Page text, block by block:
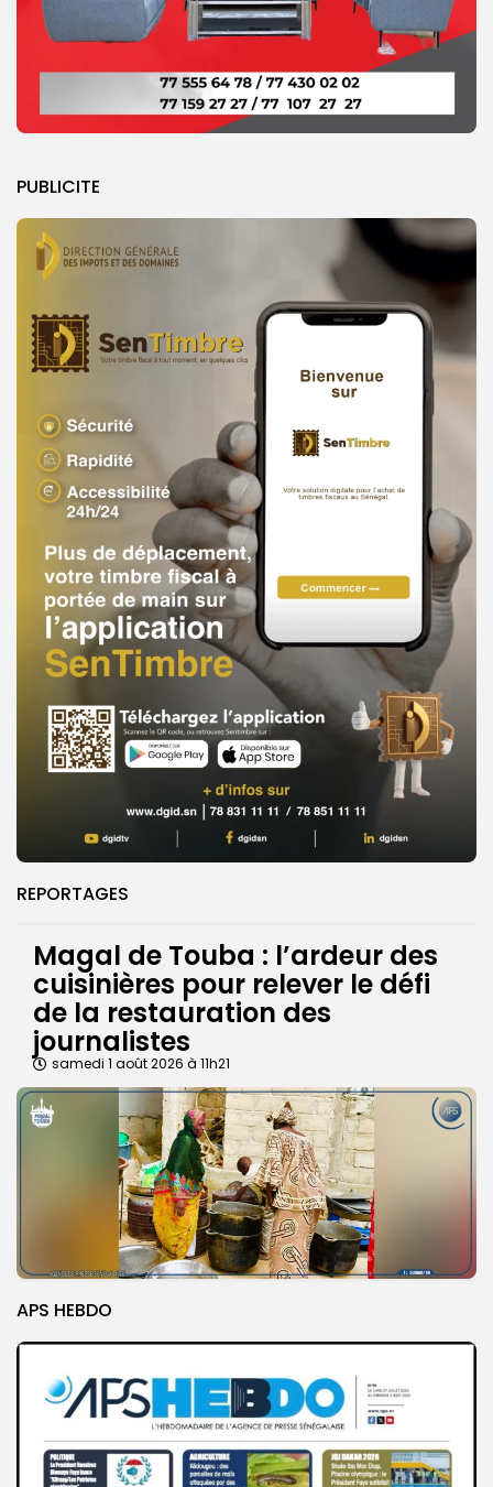
PUBLICITE
REPORTAGES
Magal de Touba : l’ardeur des
cuisinières pour relever le défi
de la restauration des
journalistes
samedi 1 août 2026 à 11h21
APS HEBDO